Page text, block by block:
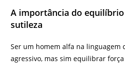
A importância do
sutileza
Ser um homem alfa na linguagem
agressivo, mas sim equilibrar